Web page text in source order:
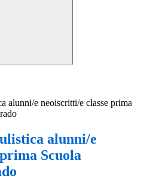
alunni/e neoiscritti/e classe prima
alunni/e
Scuola